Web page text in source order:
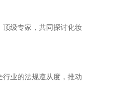
级专家，共同探讨化妆
业的法规遵从度，推动